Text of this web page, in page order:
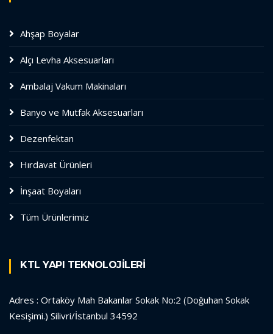
Ahşap Boyalar
Alçı Levha Aksesuarları
Ambalaj Vakum Makinaları
Banyo ve Mutfak Aksesuarları
Dezenfektan
Hırdavat Ürünleri
İnşaat Boyaları
Tüm Ürünlerimiz
KTL YAPI TEKNOLOJİLERİ
Adres : Ortaköy Mah Bakanlar Sokak No:2 (Doğuhan Sokak
Kesişimi.) Silivri/İstanbul 34592